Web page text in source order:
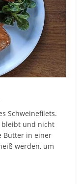
Schweinefilets.
bleibt und nicht
Butter in einer
werden, um